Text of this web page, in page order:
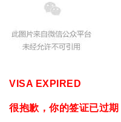
VISA EXPIRED
很抱歉，你的签证已过期